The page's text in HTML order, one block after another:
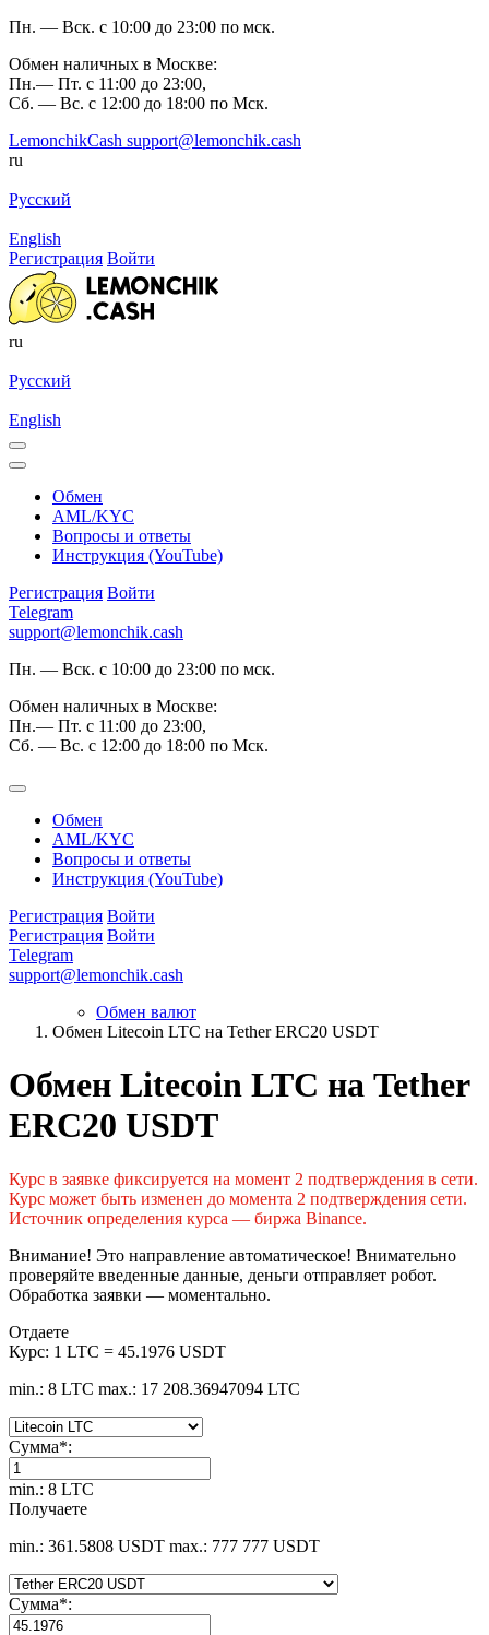
Пн. — Вск. с 10:00 до 23:00 по мск.
Обмен наличных в Москве:
Пн.— Пт. с 11:00 до 23:00,
Сб. — Вс. с 12:00 до 18:00 по Мск.
LemonchikCash support@lemonchik.cash
ru
Русский
English
Регистрация Войти
ru
Русский
English
Обмен
AML/KYC
Вопросы и ответы
Инструкция (YouTube)
Регистрация Войти
Telegram
support@lemonchik.cash
Пн. — Вск. с 10:00 до 23:00 по мск.
Обмен наличных в Москве:
Пн.— Пт. с 11:00 до 23:00,
Сб. — Вс. с 12:00 до 18:00 по Мск.
Обмен
AML/KYC
Вопросы и ответы
Инструкция (YouTube)
Регистрация Войти
Регистрация Войти
Telegram
support@lemonchik.cash
Обмен валют
Обмен Litecoin LTC на Tether ERC20 USDT
Обмен Litecoin LTC на Tether
ERC20 USDT
Курс в заявке фиксируется на момент 2 подтверждения в сети.
Курс может быть изменен до момента 2 подтверждения сети.
Источник определения курса — биржа Binance.
Внимание! Это направление автоматическое! Внимательно
проверяйте введенные данные, деньги отправляет робот.
Обработка заявки — моментально.
Отдаете
Курс: 1 LTC = 45.1976 USDT
min.: 8 LTC max.: 17 208.36947094 LTC
Сумма*:
min.: 8 LTC
Получаете
min.: 361.5808 USDT max.: 777 777 USDT
Сумма*: